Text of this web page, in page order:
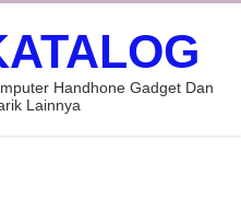
Handhone Gadget Dan
Lainnya